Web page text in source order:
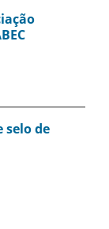
selo de